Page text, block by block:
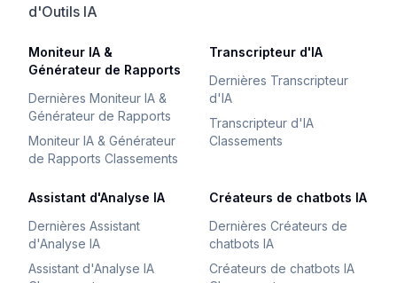
d'Outils IA
Moniteur IA &
Générateur de Rapports
Dernières Moniteur IA &
Générateur de Rapports
Moniteur IA & Générateur
de Rapports Classements
Transcripteur d'IA
Dernières Transcripteur
d'IA
Transcripteur d'IA
Classements
Assistant d'Analyse IA
Dernières Assistant
d'Analyse IA
Assistant d'Analyse IA
Créateurs de chatbots IA
Dernières Créateurs de
chatbots IA
Créateurs de chatbots IA